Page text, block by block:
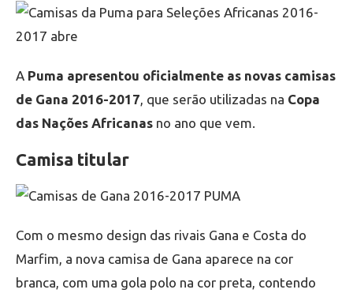
A Puma apresentou oficialmente as novas camisas
de Gana 2016-2017 , que serão utilizadas na Copa
das Nações Africanas no ano que vem.
Camisa titular
Com o mesmo design das rivais Gana e Costa do
Marfim, a nova camisa de Gana aparece na cor
branca, com uma gola polo na cor preta, contendo